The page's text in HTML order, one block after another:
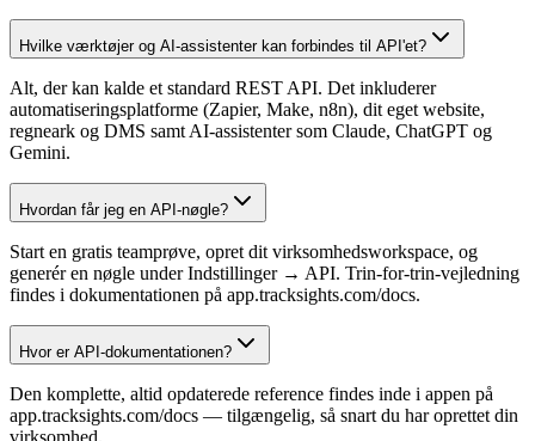
Hvilke værktøjer og AI-assistenter kan forbindes til API'et?
Alt, der kan kalde et standard REST API. Det inkluderer
automatiseringsplatforme (Zapier, Make, n8n), dit eget website,
regneark og DMS samt AI-assistenter som Claude, ChatGPT og
Gemini.
Hvordan får jeg en API-nøgle?
Start en gratis teamprøve, opret dit virksomhedsworkspace, og
generér en nøgle under Indstillinger → API. Trin-for-trin-vejledning
findes i dokumentationen på app.tracksights.com/docs.
Hvor er API-dokumentationen?
Den komplette, altid opdaterede reference findes inde i appen på
app.tracksights.com/docs — tilgængelig, så snart du har oprettet din
virksomhed.